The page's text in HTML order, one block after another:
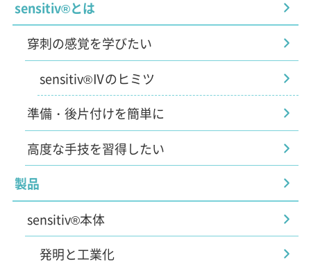
sensitiv®とは
穿刺の感覚を学びたい
sensitiv®Ⅳのヒミツ
準備・後片付けを簡単に
高度な手技を習得したい
製品
sensitiv®本体
発明と工業化